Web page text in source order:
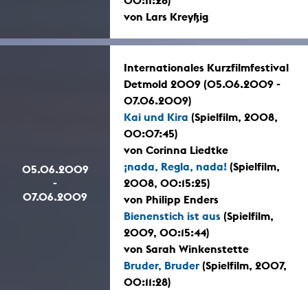
von Lars Kreyßig
05.06.2009
-
07.06.2009
Internationales Kurzfilmfestival
Detmold 2009 (05.06.2009 -
07.06.2009)
Kai und Kira (Spielfilm, 2008,
00:07:45)
von Corinna Liedtke
¡nada, Regla, nada! (Spielfilm,
2008, 00:15:25)
von Philipp Enders
Bienenstich ist aus (Spielfilm,
2009, 00:15:44)
von Sarah Winkenstette
Bruder, Bruder (Spielfilm, 2007,
00:11:28)